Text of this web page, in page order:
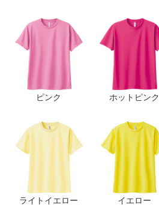
ピンク ホットピンク
ライトイエロー イエロー